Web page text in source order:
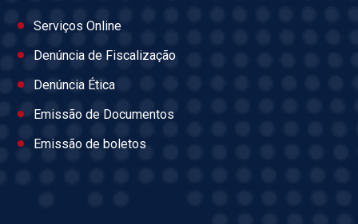
Serviços Online
Denúncia de Fiscalização
Denúncia Ética
Emissão de Documentos
Emissão de boletos